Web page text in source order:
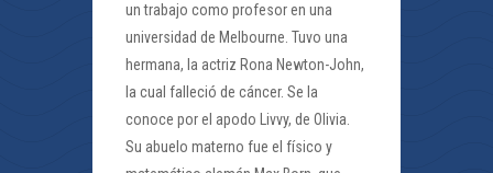
un trabajo como profesor en una
universidad de Melbourne. Tuvo una
hermana, la actriz Rona Newton-John,
la cual falleció de cáncer. Se la
conoce por el apodo Livvy, de Olivia.
Su abuelo materno fue el físico y